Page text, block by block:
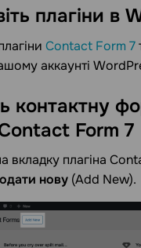
плагіни в
Contact Form 7
аккаунті
контактну
Contact Form 7
вкладку плагіна
нову (Add New).